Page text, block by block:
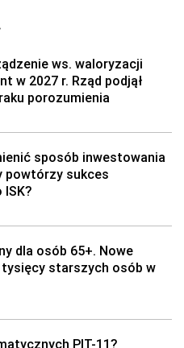
ws. waloryzacji
w 2027 r. Rząd podjął
porozumienia
sposób inwestowania
powtórzy sukces
dla osób 65+. Nowe
starszych osób w
PIT-11?